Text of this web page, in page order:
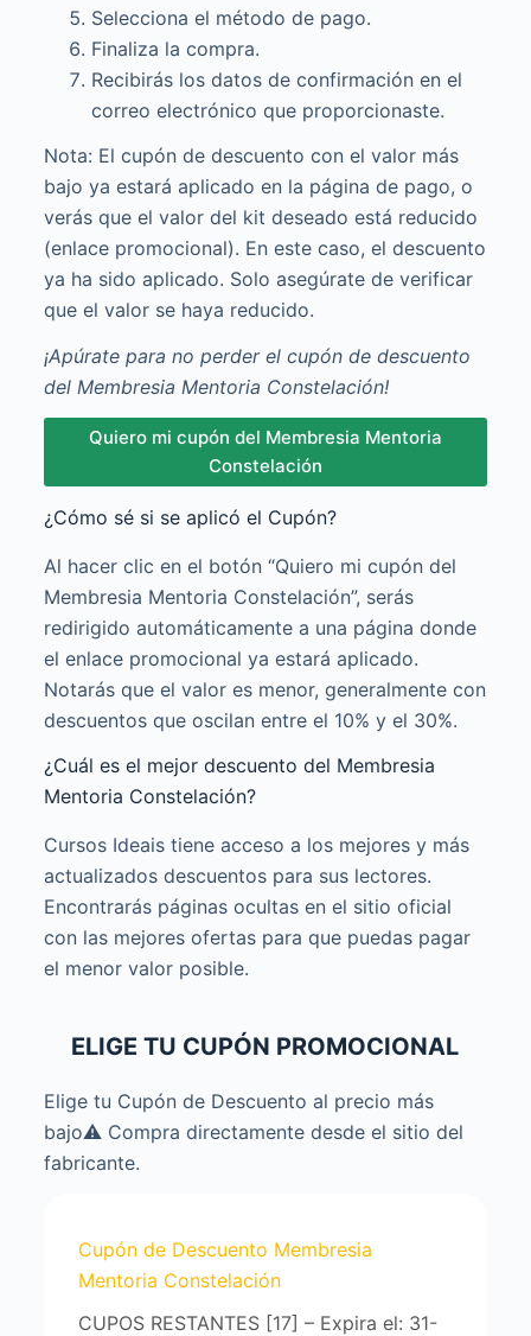
Selecciona el método de pago.
Finaliza la compra.
Recibirás los datos de confirmación en el
correo electrónico que proporcionaste.
Nota: El cupón de descuento con el valor más
bajo ya estará aplicado en la página de pago, o
verás que el valor del kit deseado está reducido
(enlace promocional). En este caso, el descuento
ya ha sido aplicado. Solo asegúrate de verificar
que el valor se haya reducido.
¡Apúrate para no perder el cupón de descuento
del Membresia Mentoria Constelación!
Quiero mi cupón del Membresia Mentoria
Constelación
¿Cómo sé si se aplicó el Cupón?
Al hacer clic en el botón “Quiero mi cupón del
Membresia Mentoria Constelación”, serás
redirigido automáticamente a una página donde
el enlace promocional ya estará aplicado.
Notarás que el valor es menor, generalmente con
descuentos que oscilan entre el 10% y el 30%.
¿Cuál es el mejor descuento del Membresia
Mentoria Constelación?
Cursos Ideais tiene acceso a los mejores y más
actualizados descuentos para sus lectores.
Encontrarás páginas ocultas en el sitio oficial
con las mejores ofertas para que puedas pagar
el menor valor posible.
ELIGE TU CUPÓN PROMOCIONAL
Elige tu Cupón de Descuento al precio más
bajo⚠️ Compra directamente desde el sitio del
fabricante.
Cupón de Descuento Membresia
Mentoria Constelación
CUPOS RESTANTES [17] – Expira el: 31-